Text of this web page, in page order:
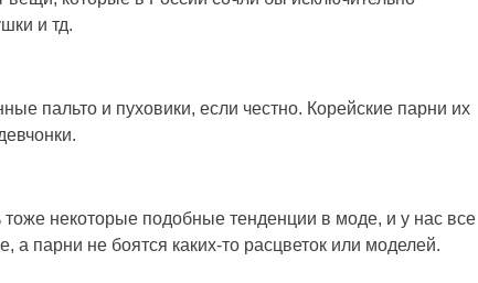
и тд.
пальто и пуховики, если честно. Корейские парни их
некоторые подобные тенденции в моде, и у нас все
а парни не боятся каких-то расцветок или моделей.